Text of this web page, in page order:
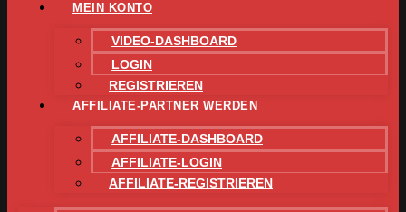
MEIN KONTO
VIDEO-DASHBOARD
LOGIN
REGISTRIEREN
AFFILIATE-PARTNER WERDEN
AFFILIATE-DASHBOARD
AFFILIATE-LOGIN
AFFILIATE-REGISTRIEREN